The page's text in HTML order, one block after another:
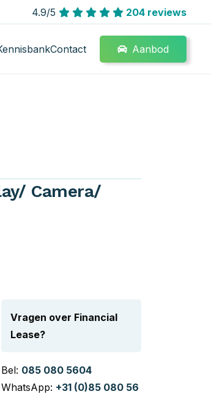
4.9/5 204 reviews
Contact Aanbod
Camera/
Vragen over Financial
Lease?
Bel: 085 080 5604
WhatsApp: +31 (0)85 080 56